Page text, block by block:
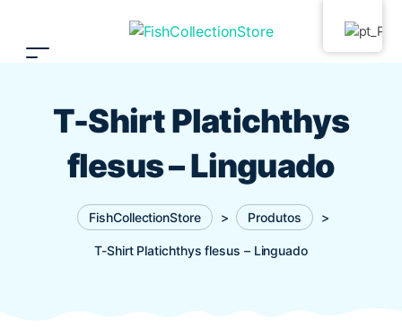
T-Shirt Platichthys
flesus – Linguado
FishCollectionStore > Produtos >
T-Shirt Platichthys flesus – Linguado